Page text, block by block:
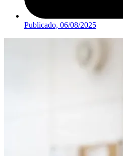
Publicado, 06/08/2025